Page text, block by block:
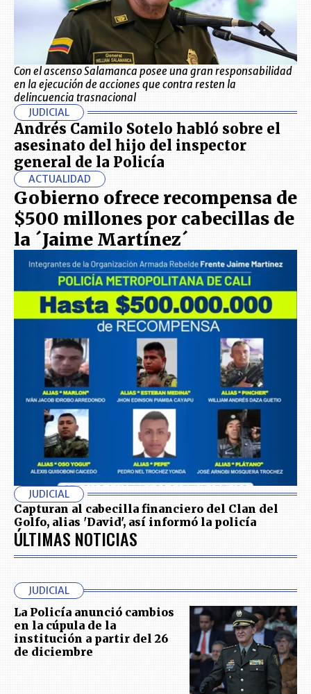
Con el ascenso Salamanca posee una gran responsabilidad
en la ejecución de acciones que contra resten la
delincuencia trasnacional
JUDICIAL
Andrés Camilo Sotelo habló sobre el
asesinato del hijo del inspector
general de la Policía
ACTUALIDAD
Gobierno ofrece recompensa de
$500 millones por cabecillas de
la ´Jaime Martínez´
JUDICIAL
Capturan al cabecilla financiero del Clan del
Golfo, alias 'David', así informó la policía
ÚLTIMAS NOTICIAS
JUDICIAL
La Policía anunció cambios
en la cúpula de la
institución a partir del 26
de diciembre